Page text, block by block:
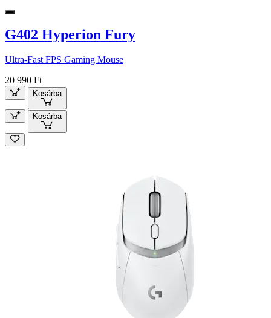
G402 Hyperion Fury
Ultra-Fast FPS Gaming Mouse
20 990 Ft
Kosárba
Kosárba